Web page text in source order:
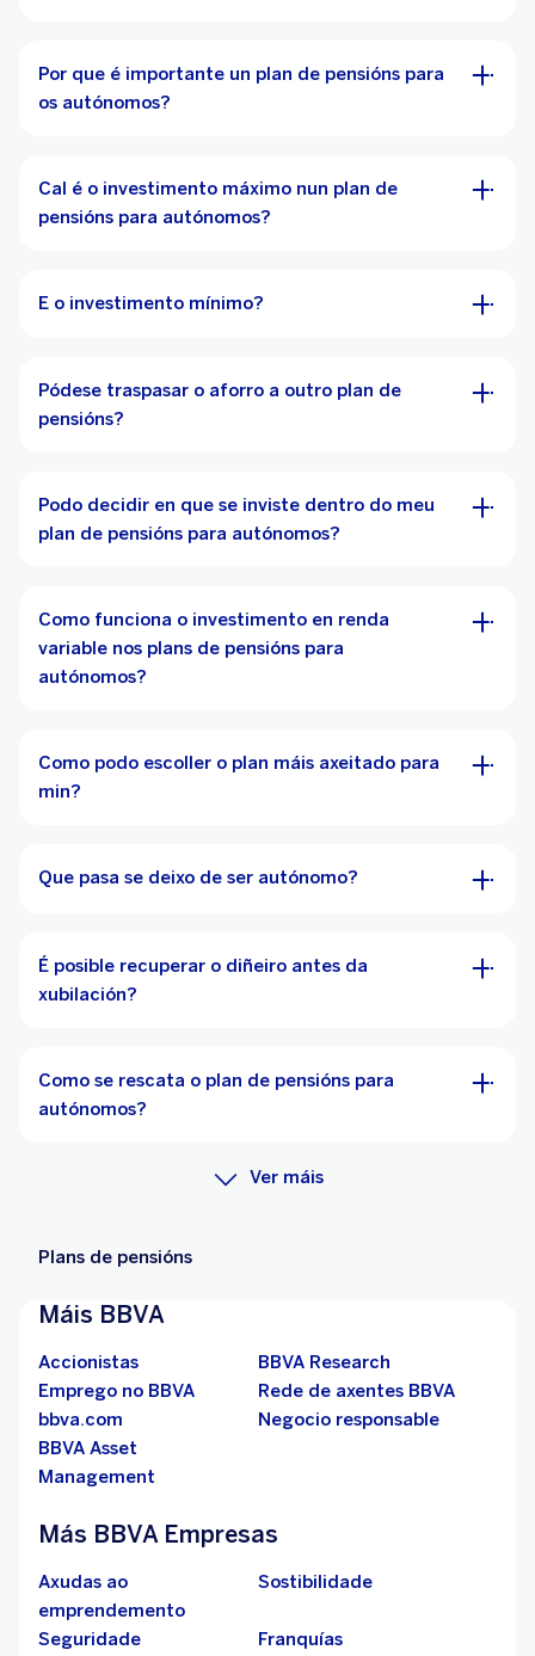
Por que é importante un plan de pensións para
os autónomos?
Cal é o investimento máximo nun plan de
pensións para autónomos?
E o investimento mínimo?
Pódese traspasar o aforro a outro plan de
pensións?
Podo decidir en que se inviste dentro do meu
plan de pensións para autónomos?
Como funciona o investimento en renda
variable nos plans de pensións para
autónomos?
Como podo escoller o plan máis axeitado para
min?
Que pasa se deixo de ser autónomo?
É posible recuperar o diñeiro antes da
xubilación?
Como se rescata o plan de pensións para
autónomos?
Ver máis
Plans de pensións
Máis BBVA
Accionistas
BBVA Research
Emprego no BBVA
Rede de axentes BBVA
bbva.com
Negocio responsable
BBVA Asset
Management
Más BBVA Empresas
Axudas ao
emprendemento
Sostibilidade
Seguridade
Franquías